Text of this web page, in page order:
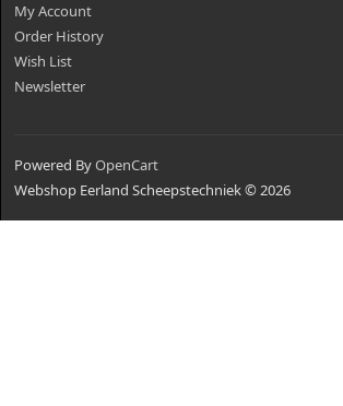
My Account
Order History
Wish List
Newsletter
Powered ByOpenCart
Webshop Eerland Scheepstechniek © 2026